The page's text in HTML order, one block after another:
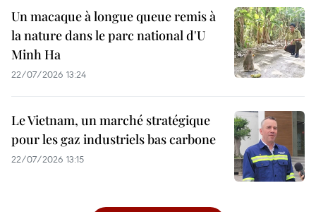
Un macaque à longue queue remis à
la nature dans le parc national d'U
Minh Ha
22/07/2026 13:24
Le Vietnam, un marché stratégique
pour les gaz industriels bas carbone
22/07/2026 13:15